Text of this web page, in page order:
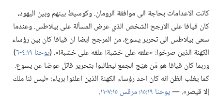
كانت الاعدامات بحاجة الى موافقة الرومان.‏ وكوسيط بينهم وبين اليهود،‏
كان قيافا على الارجح الشخص الذي عرض المسألة على بيلاطس.‏ وعندما
سعى بيلاطس الى تحرير يسوع،‏ من المرجح ايضا ان قيافا كان بين رؤساء
الكهنة الذين صرخوا:‏ «علقه على خشبة!‏ علقه على خشبة!‏».‏ (‏يوحنا ١٩:‏٤-‏٦
‏)‏
وربما كان قيافا هو مَن هيّج الجمع ليطالبوا بتحرير قاتل عوضا عن يسوع.‏
كما يغلب الظن انه كان احد رؤساء الكهنة الذين اعلنوا برياء:‏ «ليس لنا ملك
إلا قيصر».‏ —‏يوحنا ١٩:‏١٥؛‏ مرقس ١٥:‏٧-‏١١
‏.‏